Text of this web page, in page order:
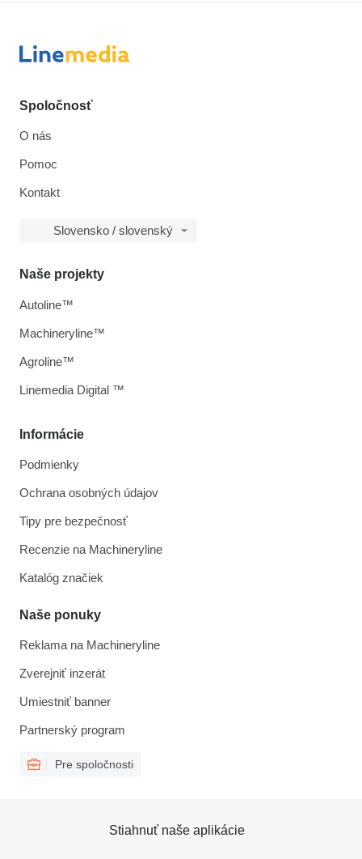
Spoločnosť
O nás
Pomoc
Kontakt
Slovensko / slovenský
Informácie
Podmienky
Ochrana osobných údajov
Tipy pre bezpečnosť
Recenzie na Machineryline
Katalóg značiek
Naše ponuky
Reklama na Machineryline
Zverejniť inzerát
Umiestniť banner
Partnerský program
Pre spoločnosti
Naše projekty
Autoline™
Machineryline™
Agroline™
Linemedia Digital ™
Stiahnuť naše aplikácie